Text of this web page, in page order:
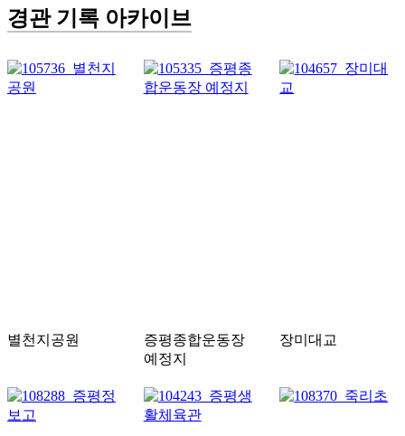
경관 기록 아카이브
별천지공원
증평종합운동장
예정지
장미대교